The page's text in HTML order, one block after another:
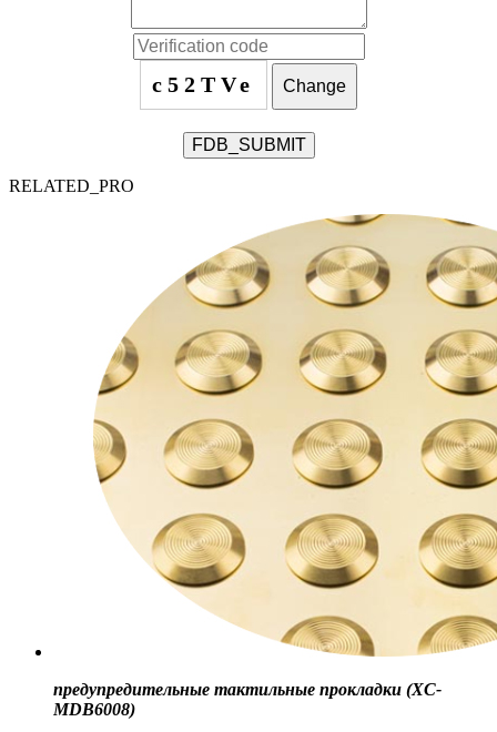
c52TVe Change
FDB_SUBMIT
RELATED_PRO
предупредительные тактильные прокладки (XC-
MDB6008)